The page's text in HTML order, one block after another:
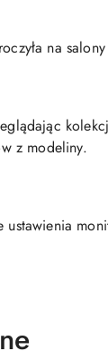
na
z modeliny.